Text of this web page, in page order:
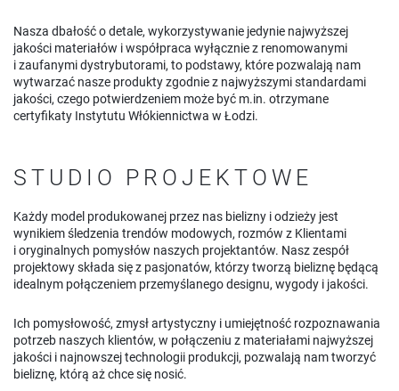
Nasza dbałość o detale, wykorzystywanie jedynie najwyższej
jakości materiałów i współpraca wyłącznie z renomowanymi
i zaufanymi dystrybutorami, to podstawy, które pozwalają nam
wytwarzać nasze produkty zgodnie z najwyższymi standardami
jakości, czego potwierdzeniem może być m.in. otrzymane
certyfikaty Instytutu Włókiennictwa w Łodzi.
STUDIO PROJEKTOWE
Każdy model produkowanej przez nas bielizny i odzieży jest
wynikiem śledzenia trendów modowych, rozmów z Klientami
i oryginalnych pomysłów naszych projektantów. Nasz zespół
projektowy składa się z pasjonatów, którzy tworzą bieliznę będącą
idealnym połączeniem przemyślanego designu, wygody i jakości.
Ich pomysłowość, zmysł artystyczny i umiejętność rozpoznawania
potrzeb naszych klientów, w połączeniu z materiałami najwyższej
jakości i najnowszej technologii produkcji, pozwalają nam tworzyć
bieliznę, którą aż chce się nosić.